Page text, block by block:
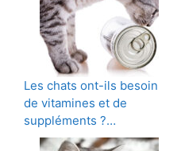
Les chats ont-ils besoin
de vitamines et de
suppléments ?…